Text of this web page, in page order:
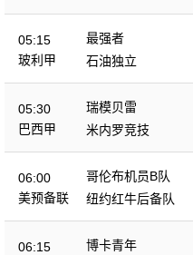
05:15
玻利甲
最强者
石油独立
05:30
巴西甲
瑞模贝雷
米内罗竞技
06:00
美预备联
哥伦布机员B队
纽约红牛后备队
06:15
博卡青年